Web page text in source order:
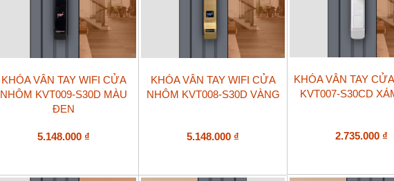
KHÓA VÂN TAY WIFI CỬA
NHÔM KVT009-S30D MÀU
ĐEN
5.148.000 ₫
KHÓA VÂN TAY WIFI CỬA
NHÔM KVT008-S30D VÀNG
5.148.000 ₫
KHÓA VÂN TAY
KVT007-S30CD
2.735.000 ₫